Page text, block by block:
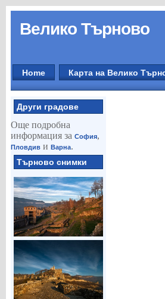
Велико Търново
Home Карта на Велико
Други градове
Още подробна
информация за София,
Пловдиви Варна.
Търново снимки